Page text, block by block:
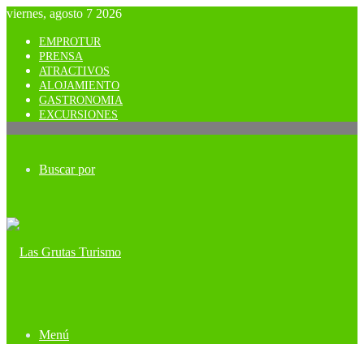
viernes, agosto 7 2026
EMPROTUR
PRENSA
ATRACTIVOS
ALOJAMIENTO
GASTRONOMIA
EXCURSIONES
Buscar por
Menú